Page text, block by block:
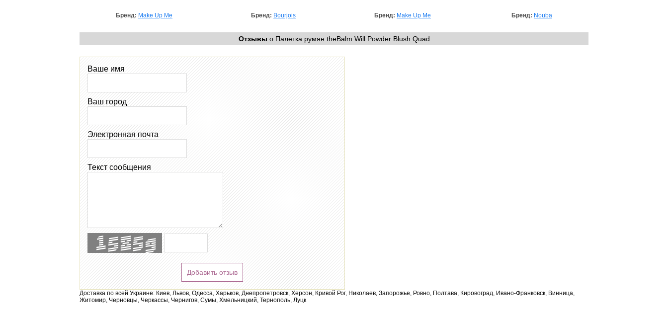
Бренд: Make Up Me Бренд: Bourjois Бренд: Make Up Me Бренд: Nouba
Отзывы о Палетка румян theBalm Will Powder Blush Quad
Ваше имя
Ваш город
Электронная почта
Текст сообщения
Добавить отзыв
Доставка по всей Украине: Киев, Львов, Одесса, Харьков, Днепропетровск, Херсон, Кривой Рог, Николаев, Запорожье, Ровно, Полтава, Кировоград, Ивано-Франковск, Винница,
Житомир, Черновцы, Черкассы, Чернигов, Сумы, Хмельницкий, Тернополь, Луцк